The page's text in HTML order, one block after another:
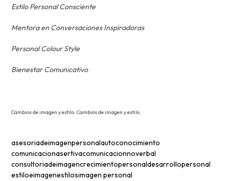
Estilo Personal Consciente
Mentora en Conversaciones Inspiradoras
Personal Colour Style
Bienestar Comunicativo
Cambios de imagen y estilo. Cambios de imagen y estilo.
asesoriadeimagenpersonalautoconocimiento
comunicacionasertivacomunicacionnoverbal
consultoriadeimagencrecimientopersonaldesarrollopersonal
estiloeimagenestilosimagen personal